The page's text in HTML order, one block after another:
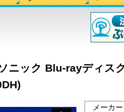
ニック Blu-rayディス
メーカー